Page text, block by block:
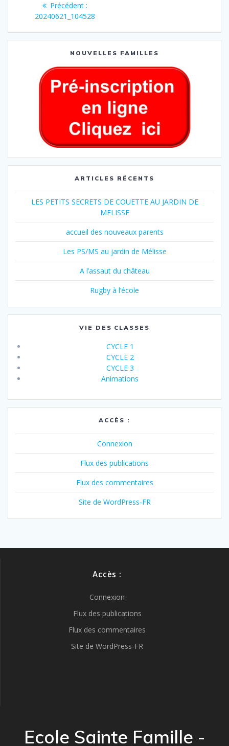
Précédent :
20240621_104528
NOUVELLES FAMILLES
ARTICLES RÉCENTS
LES PETITS SECRETS DE COUETTE AU JARDIN DE
MELISSE
accueil des nouveaux parents
Les PS/MS au jardin de Mélisse
A l’assaut du château
Rugby à l’école
VIE DES CLASSES
CYCLE 1
CYCLE 2
CYCLE 3
Animations
ACCÈS :
Connexion
Flux des publications
Flux des commentaires
Site de WordPress-FR
Accès :
Connexion
Flux des publications
Flux des commentaires
Site de WordPress-FR
Ecole Sainte Famille -